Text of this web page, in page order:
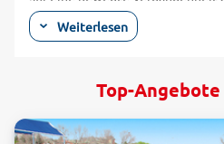
ist wenige Kilometer weiter im
liegt auf einer fruchtbaren Ebene
Getreide und diverse Obst- und
während am Fluss Fischzucht
Highlight in Ihrem Urlaub in Side
Weiterlesen
Top-